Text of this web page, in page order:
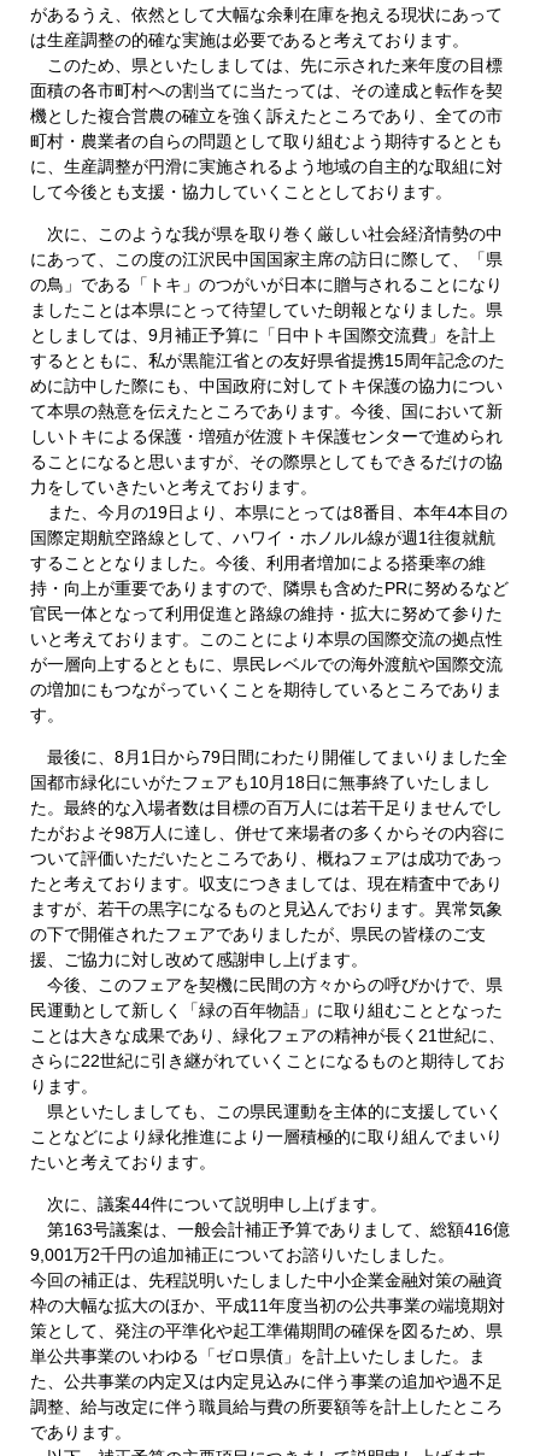
があるうえ、依然として大幅な余剰在庫を抱える現状にあって
は生産調整の的確な実施は必要であると考えております。
このため、県といたしましては、先に示された来年度の目標
面積の各市町村への割当てに当たっては、その達成と転作を契
機とした複合営農の確立を強く訴えたところであり、全ての市
町村・農業者の自らの問題として取り組むよう期待するととも
に、生産調整が円滑に実施されるよう地域の自主的な取組に対
して今後とも支援・協力していくこととしております。
次に、このような我が県を取り巻く厳しい社会経済情勢の中
にあって、この度の江沢民中国国家主席の訪日に際して、「県
の鳥」である「トキ」のつがいが日本に贈与されることになり
ましたことは本県にとって待望していた朗報となりました。県
としましては、9月補正予算に「日中トキ国際交流費」を計上
するとともに、私が黒龍江省との友好県省提携15周年記念のた
めに訪中した際にも、中国政府に対してトキ保護の協力につい
て本県の熱意を伝えたところであります。今後、国において新
しいトキによる保護・増殖が佐渡トキ保護センターで進められ
ることになると思いますが、その際県としてもできるだけの協
力をしていきたいと考えております。
また、今月の19日より、本県にとっては8番目、本年4本目の
国際定期航空路線として、ハワイ・ホノルル線が週1往復就航
することとなりました。今後、利用者増加による搭乗率の維
持・向上が重要でありますので、隣県も含めたPRに努めるなど
官民一体となって利用促進と路線の維持・拡大に努めて参りた
いと考えております。このことにより本県の国際交流の拠点性
が一層向上するとともに、県民レベルでの海外渡航や国際交流
の増加にもつながっていくことを期待しているところでありま
す。
最後に、8月1日から79日間にわたり開催してまいりました全
国都市緑化にいがたフェアも10月18日に無事終了いたしまし
た。最終的な入場者数は目標の百万人には若干足りませんでし
たがおよそ98万人に達し、併せて来場者の多くからその内容に
ついて評価いただいたところであり、概ねフェアは成功であっ
たと考えております。収支につきましては、現在精査中であり
ますが、若干の黒字になるものと見込んでおります。異常気象
の下で開催されたフェアでありましたが、県民の皆様のご支
援、ご協力に対し改めて感謝申し上げます。
今後、このフェアを契機に民間の方々からの呼びかけで、県
民運動として新しく「緑の百年物語」に取り組むこととなった
ことは大きな成果であり、緑化フェアの精神が長く21世紀に、
さらに22世紀に引き継がれていくことになるものと期待してお
ります。
県といたしましても、この県民運動を主体的に支援していく
ことなどにより緑化推進により一層積極的に取り組んでまいり
たいと考えております。
次に、議案44件について説明申し上げます。
第163号議案は、一般会計補正予算でありまして、総額416億
9,001万2千円の追加補正についてお諮りいたしました。
今回の補正は、先程説明いたしました中小企業金融対策の融資
枠の大幅な拡大のほか、平成11年度当初の公共事業の端境期対
策として、発注の平準化や起工準備期間の確保を図るため、県
単公共事業のいわゆる「ゼロ県債」を計上いたしました。ま
た、公共事業の内定又は内定見込みに伴う事業の追加や過不足
調整、給与改定に伴う職員給与費の所要額等を計上したところ
であります。